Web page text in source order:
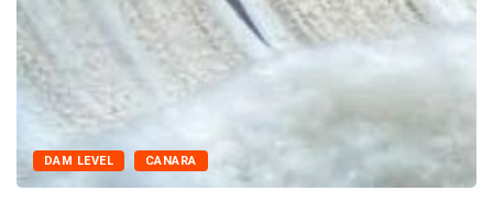
DAM LEVEL CANARA